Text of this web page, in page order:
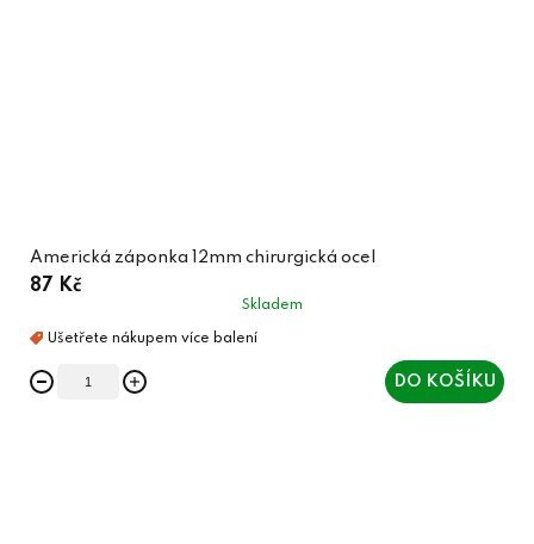
Americká záponka 12mm chirurgická ocel
87 Kč
Skladem
DO KOŠÍKU